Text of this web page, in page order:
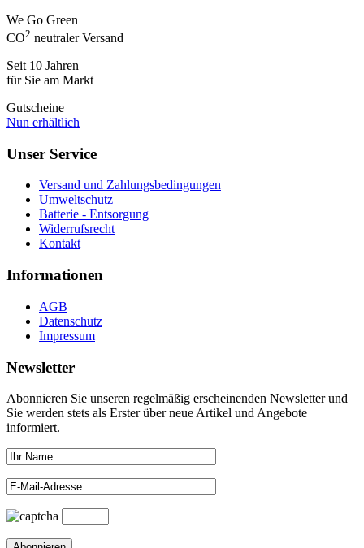
We Go Green
CO2 neutraler Versand
Seit 10 Jahren
für Sie am Markt
Gutscheine
Nun erhältlich
Unser Service
Versand und Zahlungsbedingungen
Umweltschutz
Batterie - Entsorgung
Widerrufsrecht
Kontakt
Informationen
AGB
Datenschutz
Impressum
Newsletter
Abonnieren Sie unseren regelmäßig erscheinenden Newsletter und
Sie werden stets als Erster über neue Artikel und Angebote
informiert.